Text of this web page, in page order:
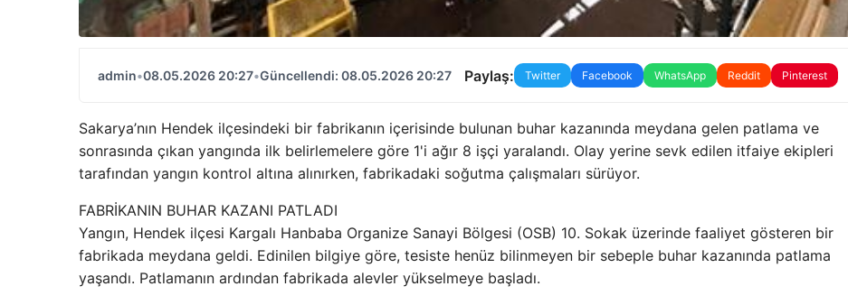
admin•08.05.2026 20:27•Güncellendi: 08.05.2026 20:27 Paylaş: Twitter Facebook WhatsApp Reddit Pinterest
Sakarya’nın Hendek ilçesindeki bir fabrikanın içerisinde bulunan buhar kazanında meydana gelen patlama ve
sonrasında çıkan yangında ilk belirlemelere göre 1'i ağır 8 işçi yaralandı. Olay yerine sevk edilen itfaiye ekipleri
tarafından yangın kontrol altına alınırken, fabrikadaki soğutma çalışmaları sürüyor.
FABRİKANIN BUHAR KAZANI PATLADI
Yangın, Hendek ilçesi Kargalı Hanbaba Organize Sanayi Bölgesi (OSB) 10. Sokak üzerinde faaliyet gösteren bir
fabrikada meydana geldi. Edinilen bilgiye göre, tesiste henüz bilinmeyen bir sebeple buhar kazanında patlama
yaşandı. Patlamanın ardından fabrikada alevler yükselmeye başladı.